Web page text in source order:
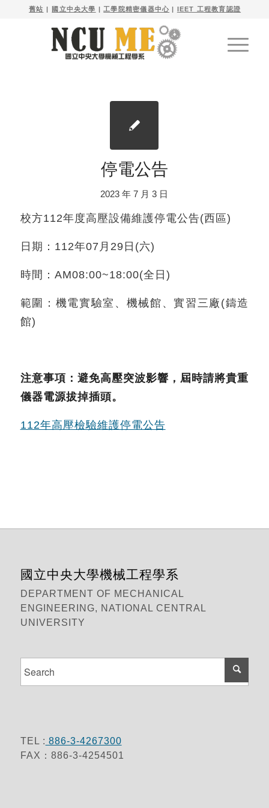
舊站 | 國立中央大學 | 工學院精密儀器中心 | IEET 工程教育認證
停電公告
2023 年 7 月 3 日
校方112年度高壓設備維護停電公告(西區)
日期：112年07月29日(六)
時間：AM08:00~18:00(全日)
範圍：機電實驗室、機械館、實習三廠(鑄造
館)
注意事項：避免高壓突波影響，屆時請將貴重
儀器電源拔掉插頭。
112年高壓檢驗維護停電公告
國立中央大學機械工程學系
DEPARTMENT OF MECHANICAL
ENGINEERING, NATIONAL CENTRAL
UNIVERSITY
TEL : 886-3-4267300
FAX：886-3-4254501